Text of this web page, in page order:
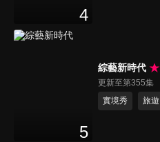
4
5
綜藝新時代
更新至第355集
實境秀
旅遊